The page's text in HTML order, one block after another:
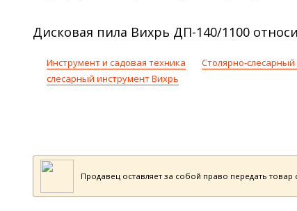
Дисковая пила Вихрь ДП-140/1100
Инструмент и садовая техника Столярно-
слесарный инструмент Вихрь
Продавец оставляет за собой право передать